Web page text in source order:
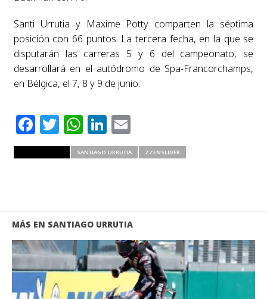
Santi Urrutia y Maxime Potty comparten la séptima
posición con 66 puntos. La tercera fecha, en la que se
disputarán las carreras 5 y 6 del campeonato, se
desarrollará en el autódromo de Spa-Francorchamps,
en Bélgica, el 7, 8 y 9 de junio.
Facebook
Twitter
WhatsApp
LinkedIn
Email
SANTIAGO URRUTIA ZZENSLIDER
MÁS EN SANTIAGO URRUTIA